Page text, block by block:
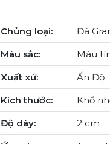
Chủng loại:
Đá
Màu sắc:
Màu
Xuất xứ:
Ấn Độ
Kích thước:
Khổ
Độ dày:
2 cm